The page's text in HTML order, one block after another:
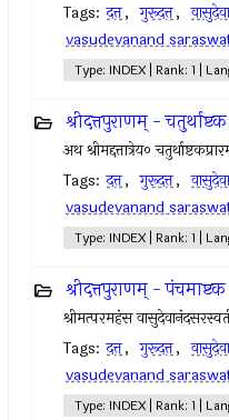
Tags: दत्त, गुरूदत्त,
vasudevanand
Type: INDEX | Rank: 1 |
श्रीदत्तपुराणम् - चतुर्थाष्टक
अथ श्रीमद्दत्तात्रेय०
Tags: दत्त, गुरूदत्त,
vasudevanand
Type: INDEX | Rank: 1 |
श्रीदत्तपुराणम् - पंचमाष्टक
श्रीमत्परमहंस
Tags: दत्त, गुरूदत्त,
vasudevanand
Type: INDEX | Rank: 1 |